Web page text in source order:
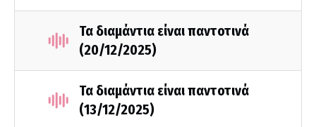
Τα διαμάντια είναι παντοτινά
(20/12/2025)
Τα διαμάντια είναι παντοτινά
(13/12/2025)